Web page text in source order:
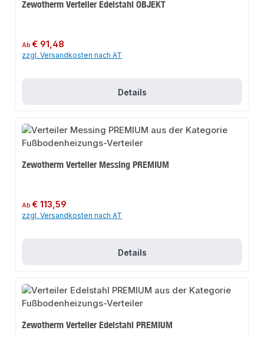
Zewotherm Verteiler Edelstahl OBJEKT
Regulärer Preis:
Ab€ 91,48
zzgl. Versandkosten nach AT
Details
Zewotherm Verteiler Messing PREMIUM
Regulärer Preis:
Ab€ 113,59
zzgl. Versandkosten nach AT
Details
Zewotherm Verteiler Edelstahl PREMIUM